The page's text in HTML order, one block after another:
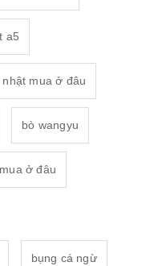
a5
nhật mua ở đâu
bò wangyu
ở đâu
bụng cá ngừ